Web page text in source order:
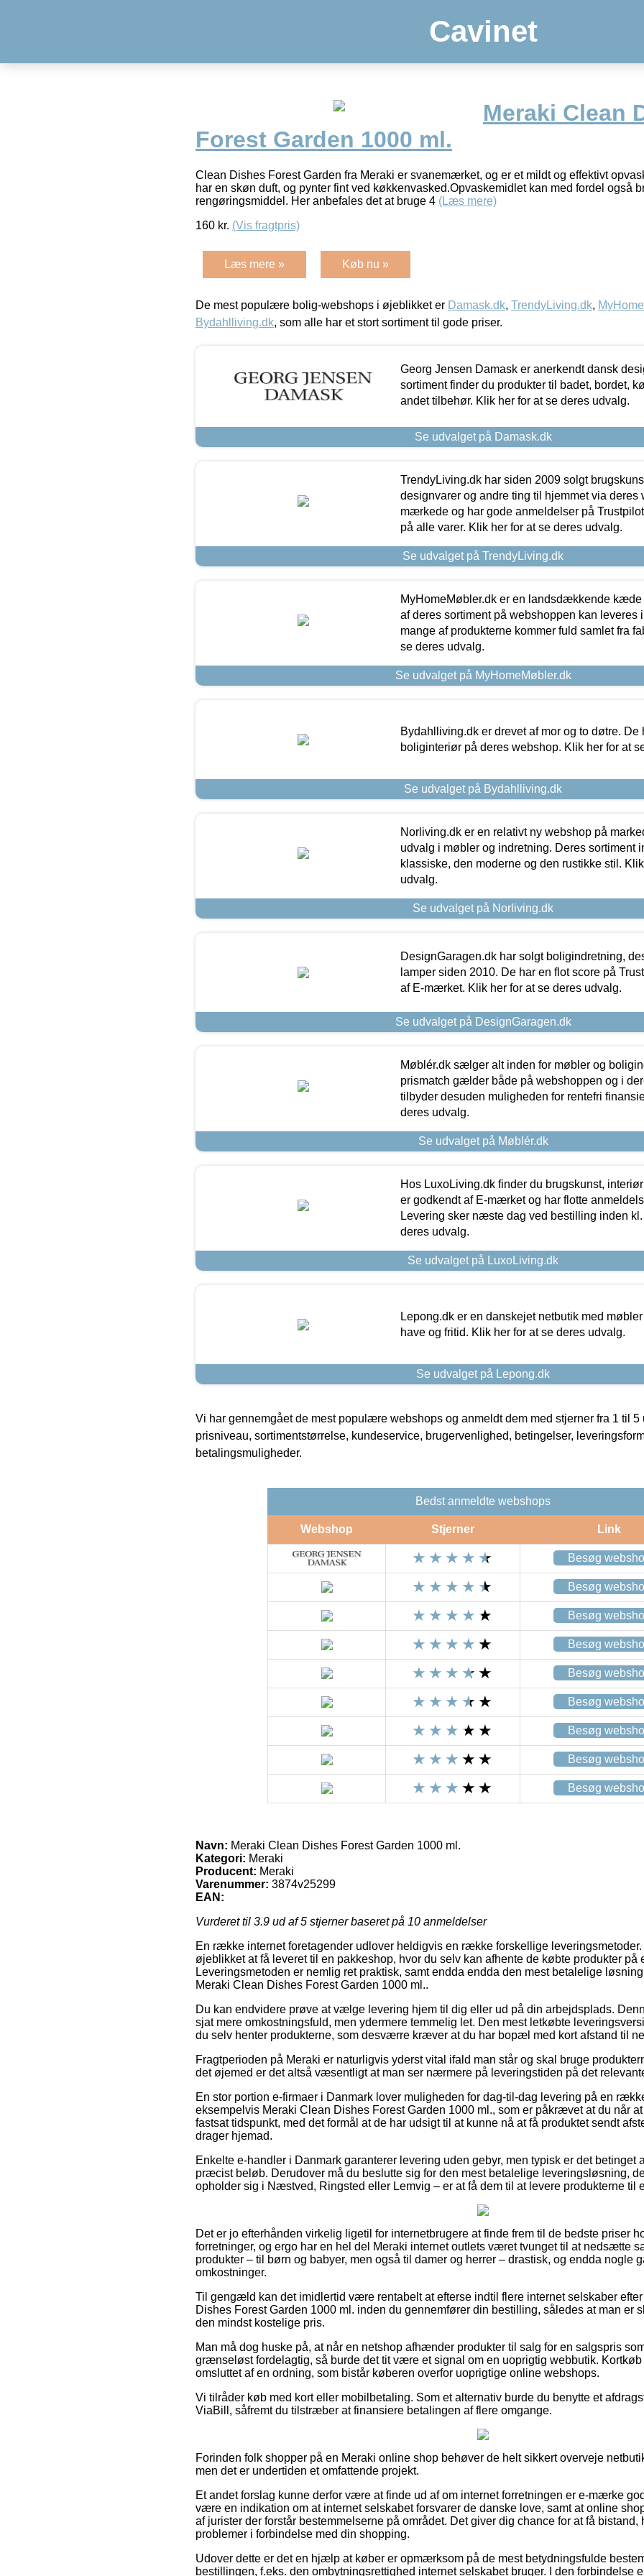
Cavinet
Meraki Clean
Forest Garden 1000 ml.
Clean Dishes Forest Garden fra Meraki er svanemærket, og er et mildt og effektivt
har en skøn duft, og pynter fint ved køkkenvasked.Opvaskemidlet kan med fordel også
rengøringsmiddel. Her anbefales det at bruge 4 (Læs mere)
160 kr. (Vis fragtpris)
Læs mere » Køb nu »
De mest populære bolig-webshops i øjeblikket er Damask.dk, TrendyLiving.dk,
Bydahlliving.dk, som alle har et stort sortiment til gode priser.
Georg Jensen Damask er anerkendt dansk
sortiment finder du produkter til badet, bordet,
andet tilbehør. Klik her for at se deres udvalg.
Se udvalget på Damask.dk
TrendyLiving.dk har siden 2009 solgt
designvarer og andre ting til hjemmet via deres
mærkede og har gode anmeldelser på
på alle varer. Klik her for at se deres udvalg.
Se udvalget på TrendyLiving.dk
MyHomeMøbler.dk er en landsdækkende kæde
af deres sortiment på webshoppen kan leveres
mange af produkterne kommer fuld samlet fra
se deres udvalg.
Se udvalget på MyHomeMøbler.dk
Bydahlliving.dk er drevet af mor og to døtre. De
boliginteriør på deres webshop. Klik her for at
Se udvalget på Bydahlliving.dk
Norliving.dk er en relativt ny webshop på
udvalg i møbler og indretning. Deres sortiment
klassiske, den moderne og den rustikke stil.
udvalg.
Se udvalget på Norliving.dk
DesignGaragen.dk har solgt boligindretning,
lamper siden 2010. De har en flot score på
af E-mærket. Klik her for at se deres udvalg.
Se udvalget på DesignGaragen.dk
Møblér.dk sælger alt inden for møbler og
prismatch gælder både på webshoppen og i
tilbyder desuden muligheden for rentefri
deres udvalg.
Se udvalget på Møblér.dk
Hos LuxoLiving.dk finder du brugskunst,
er godkendt af E-mærket og har flotte
Levering sker næste dag ved bestilling inden
deres udvalg.
Se udvalget på LuxoLiving.dk
Lepong.dk er en danskejet netbutik med
have og fritid. Klik her for at se deres udvalg.
Se udvalget på Lepong.dk
Vi har gennemgået de mest populære webshops og anmeldt dem med stjerner fra 1 til 5
prisniveau, sortimentstørrelse, kundeservice, brugervenlighed, betingelser,
betalingsmuligheder.
Bedst anmeldte webshops
Webshop Stjerner Link
Besøg
Besøg
Besøg
Besøg
Besøg
Besøg
Besøg
Besøg
Besøg
Navn: Meraki Clean Dishes Forest Garden 1000 ml.
Kategori: Meraki
Producent: Meraki
Varenummer: 3874v25299
EAN:
Vurderet til 3.9 ud af 5 stjerner baseret på 10 anmeldelser
En række internet foretagender udlover heldigvis en række forskellige
øjeblikket at få leveret til en pakkeshop, hvor du selv kan afhente de købte produkter på
Leveringsmetoden er nemlig ret praktisk, samt endda endda den mest betalelige
Meraki Clean Dishes Forest Garden 1000 ml..
Du kan endvidere prøve at vælge levering hjem til dig eller ud på din arbejdsplads.
sjat mere omkostningsfuld, men ydermere temmelig let. Den mest letkøbte
du selv henter produkterne, som desværre kræver at du har bopæl med kort afstand til
Fragtperioden på Meraki er naturligvis yderst vital ifald man står og skal bruge
det øjemed er det altså væsentligt at man ser nærmere på leveringstiden på det
En stor portion e-firmaer i Danmark lover muligheden for dag-til-dag levering på en
eksempelvis Meraki Clean Dishes Forest Garden 1000 ml., som er påkrævet at du når
fastsat tidspunkt, med det formål at de har udsigt til at kunne nå at få produktet sendt
drager hjemad.
Enkelte e-handler i Danmark garanterer levering uden gebyr, men typisk er det betinget
præcist beløb. Derudover må du beslutte sig for den mest betalelige leveringsløsning,
opholder sig i Næstved, Ringsted eller Lemvig – er at få dem til at levere produkterne til
Det er jo efterhånden virkelig ligetil for internetbrugere at finde frem til de bedste priser
forretninger, og ergo har en hel del Meraki internet outlets været tvunget til at nedsætte
produkter – til børn og babyer, men også til damer og herrer – drastisk, og endda nogle
omkostninger.
Til gengæld kan det imidlertid være rentabelt at efterse indtil flere internet selskaber
Dishes Forest Garden 1000 ml. inden du gennemfører din bestilling, således at man er
den mindst kostelige pris.
Man må dog huske på, at når en netshop afhænder produkter til salg for en salgspris
grænseløst fordelagtig, så burde det tit være et signal om en uoprigtig webbutik.
omsluttet af en ordning, som bistår køberen overfor uoprigtige online webshops.
Vi tilråder køb med kort eller mobilbetaling. Som et alternativ burde du benytte et
ViaBill, såfremt du tilstræber at finansiere betalingen af flere omgange.
Forinden folk shopper på en Meraki online shop behøver de helt sikkert overveje
men det er undertiden et omfattende projekt.
Et andet forslag kunne derfor være at finde ud af om internet forretningen er e-mærke
være en indikation om at internet selskabet forsvarer de danske love, samt at online
af jurister der forstår bestemmelserne på området. Det giver dig chance for at få bistand,
problemer i forbindelse med din shopping.
Udover dette er det en hjælp at køber er opmærksom på de mest betydningsfulde
bestillingen, f.eks. den ombytningsrettighed internet selskabet bruger. I den forbindelse